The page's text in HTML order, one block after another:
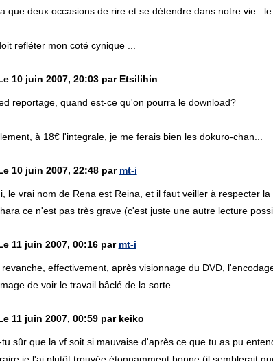
que deux occasions de rire et se détendre dans notre vie :
refléter mon coté cynique ...
10 juin 2007, 20:03 par Etsilihin
reportage, quand est-ce qu'on pourra le download?
à 18€ l'integrale, je me ferais bien les dokuro-chan...
10 juin 2007, 22:48 par mt-i
le vrai nom de Rena est Reina, et il faut veiller à respecter
ce n'est pas très grave (c'est juste une autre lecture
11 juin 2007, 00:16 par mt-i
revanche, effectivement, après visionnage du DVD,
de voir le travail bâclé de la sorte.
11 juin 2007, 00:59 par keiko
tu sûr que la vf soit si mauvaise d'après ce que tu as pu
je l'ai plutôt trouvée étonnamment bonne (il semblerait